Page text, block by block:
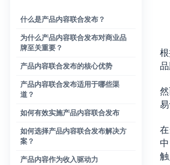
什么是产品内容联合发布？
为什么产品内容联合发布对商业品
牌至关重要？
产品内容联合发布的核心优势
产品内容联合发布适用于哪些渠
道？
如何有效实施产品内容联合发布
如何选择产品内容联合发布解决方
案？
产品内容作为收入驱动力